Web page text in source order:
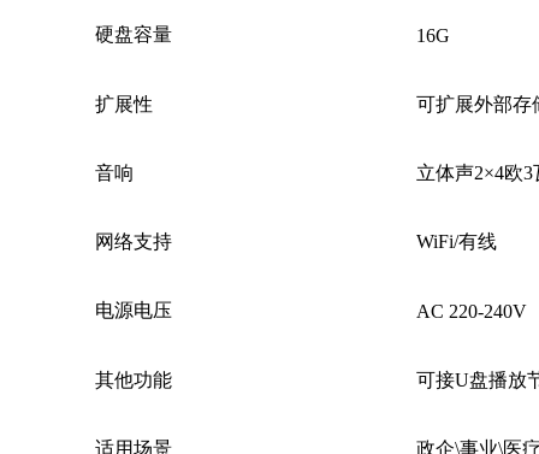
硬盘容量 16G
扩展性 可扩展外部存
音响 立体声2×4欧3
网络支持 WiFi/有线
电源电压 AC 220-240V
其他功能 可接U盘播放
适用场景 政企\事业\医